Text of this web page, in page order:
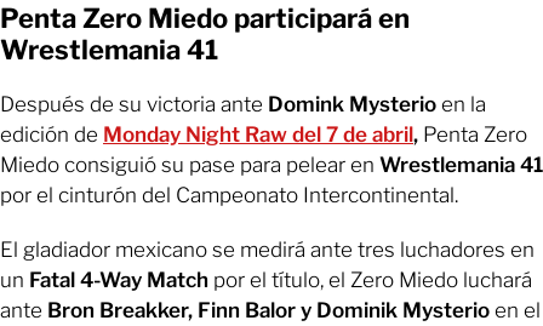
Penta Zero Miedo participará en
Wrestlemania 41
Después de su victoria ante Domink Mysterio en la
edición de Monday Night Raw del 7 de abril, Penta Zero
Miedo consiguió su pase para pelear en Wrestlemania 41
por el cinturón del Campeonato Intercontinental.
El gladiador mexicano se medirá ante tres luchadores en
un Fatal 4-Way Match por el título, el Zero Miedo luchará
ante Bron Breakker, Finn Balor y Dominik Mysterio en el